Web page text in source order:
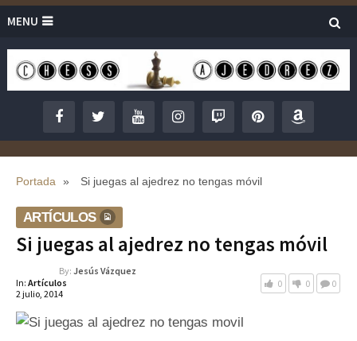
MENU
Portada » Si juegas al ajedrez no tengas móvil
ARTÍCULOS
Si juegas al ajedrez no tengas móvil
By: Jesús Vázquez
In: Artículos
2 julio, 2014
0 0 0